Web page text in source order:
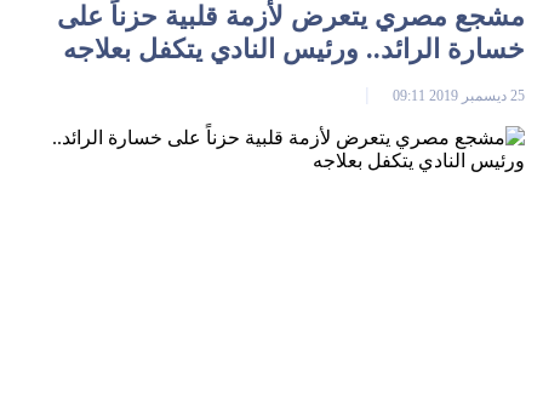
مشجع مصري يتعرض لأزمة قلبية حزناً على
خسارة الرائد.. ورئيس النادي يتكفل بعلاجه
25 ديسمبر 2019 09:11